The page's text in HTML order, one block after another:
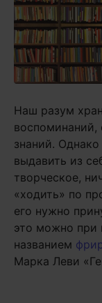
Наш разум
воспоминаний,
знаний.
выдавить из
творческое,
«ходить» по
его нужно
это можно при
названием
Марка Леви